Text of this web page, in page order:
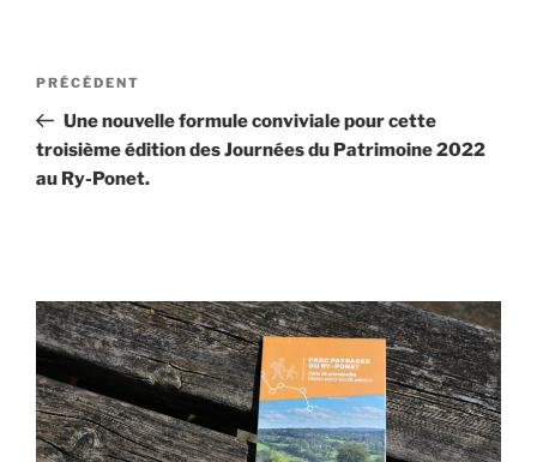
Navigation
l’article
Article
précédent
PRÉCÉDENT
Une nouvelle formule conviviale pour cette
troisième édition des Journées du Patrimoine 2022
au Ry-Ponet.